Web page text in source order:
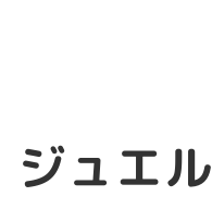
エル